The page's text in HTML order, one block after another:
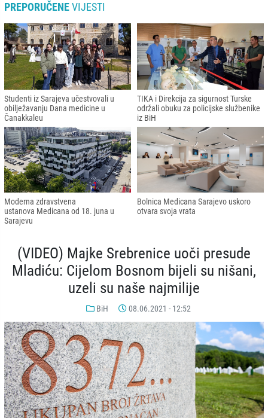
PREPORUČENEVIJESTI
Studenti iz Sarajeva učestvovali u
obilježavanju Dana medicine u
Čanakkaleu
TIKA i Direkcija za sigurnost Turske
održali obuku za policijske službenike
iz BiH
Moderna zdravstvena
ustanova Medicana od 18. juna u
Sarajevu
Bolnica Medicana Sarajevo uskoro
otvara svoja vrata
(VIDEO) Majke Srebrenice uoči presude
Mladiću: Cijelom Bosnom bijeli su nišani,
uzeli su naše najmilije
BiH 08.06.2021 - 12:52